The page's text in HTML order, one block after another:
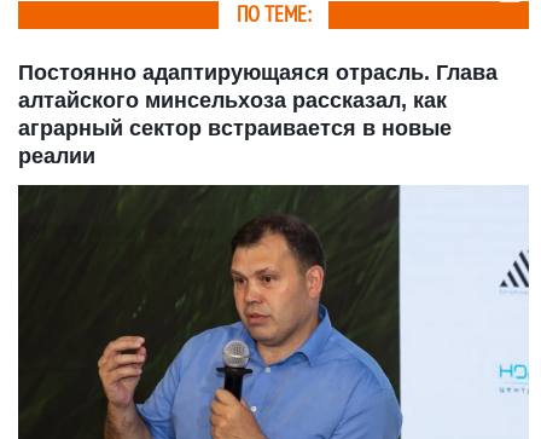
ПО ТЕМЕ:
Постоянно адаптирующаяся отрасль. Глава
алтайского минсельхоза рассказал, как
аграрный сектор встраивается в новые
реалии